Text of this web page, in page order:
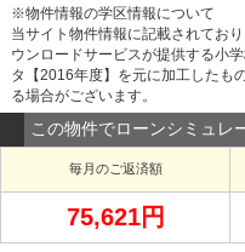
※物件情報の学区情報について
当サイト物件情報に記載されてお
ウンロードサービスが提供する小
タ【2016年度】を元に加工したも
る場合がございます。
この物件でローンシミュレ
毎月のご返済額
75,621円